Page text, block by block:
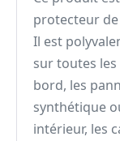
protecteur
Il est
sur toutes
bord, les
synthétique
intérieur, les